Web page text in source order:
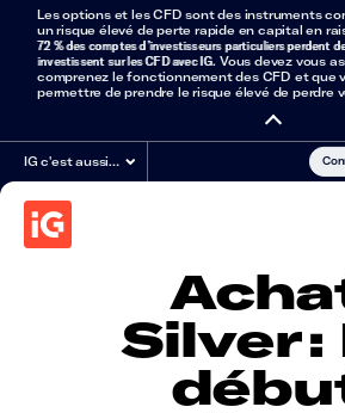
Les options et les CFD sont des instruments
un risque élevé de perte rapide en capital en
72 % des comptes d’investisseurs particuliers perdent
investissent sur les CFD avec IG. Vous devez vous
comprenez le fonctionnement des CFD et que
permettre de prendre le risque élevé de perdre
IG c'est aussi…
Silver :